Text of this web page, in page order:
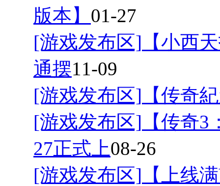
版本】 01-27
[游戏发布区] 【小西
通摆11-09
[游戏发布区] 【传奇
[游戏发布区] 【传奇
27正式上08-26
[游戏发布区] 【上线